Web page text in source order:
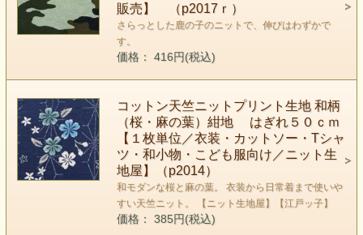
販売】 （p2017ｒ）
さらっとした鹿の子のニットで、伸びはわずかで
す。
価格： 416円(税込)
コットン天竺ニットプリント生地 和柄
（桜・麻の葉）紺地 はぎれ５０ｃｍ
【１枚単位／衣装・カットソー・Tシャ
ツ・和小物・こども服向け／ニット生
地屋】（p2014）
和モダンな桜と麻の葉。 衣装から日常着まで使いや
すい天竺ニット。 【ニット生地屋】【江戸ッ子】
価格： 385円(税込)